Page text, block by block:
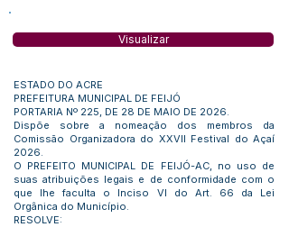
Visualizar
ESTADO DO ACRE
PREFEITURA MUNICIPAL DE FEIJÓ
PORTARIA Nº 225, DE 28 DE MAIO DE 2026.
Dispõe sobre a nomeação dos membros da
Comissão Organizadora do XXVII Festival do Açaí
2026.
O PREFEITO MUNICIPAL DE FEIJÓ-AC, no uso de
suas atribuições legais e de conformidade com o
que lhe faculta o Inciso VI do Art. 66 da Lei
Orgânica do Município.
RESOLVE: